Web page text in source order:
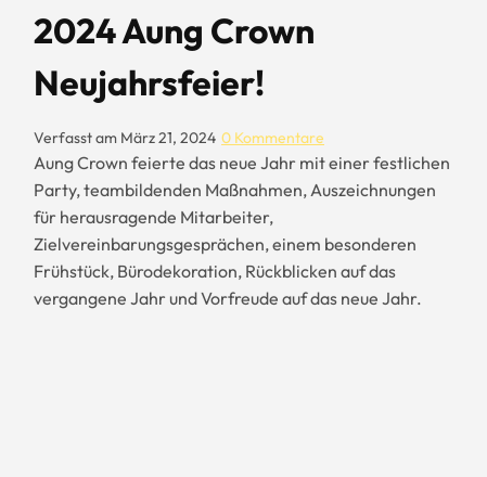
2024 Aung Crown
Neujahrsfeier!
Verfasst am März 21, 2024 0 Kommentare
Aung Crown feierte das neue Jahr mit einer festlichen
Party, teambildenden Maßnahmen, Auszeichnungen
für herausragende Mitarbeiter,
Zielvereinbarungsgesprächen, einem besonderen
Frühstück, Bürodekoration, Rückblicken auf das
vergangene Jahr und Vorfreude auf das neue Jahr.